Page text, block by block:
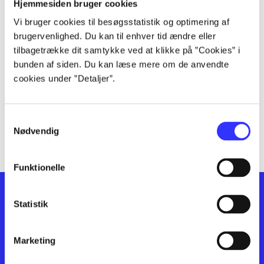
Hjemmesiden bruger cookies
Vi bruger cookies til besøgsstatistik og optimering af
brugervenlighed. Du kan til enhver tid ændre eller
tilbagetrække dit samtykke ved at klikke på ”Cookies” i
bunden af siden. Du kan læse mere om de anvendte
cookies under ”Detaljer”.
Nødvendig
Funktionelle
Statistik
Marketing
lorem ipsum dolor sit amet ...
lorem ipsum dolor sit amet ...
lorem ipsum dolor sit amet ...
lorem ipsum dolor sit amet ...
lorem ipsum dolor sit amet ...
lorem ipsum dolor sit amet ...
lorem ipsum dolor sit amet ...